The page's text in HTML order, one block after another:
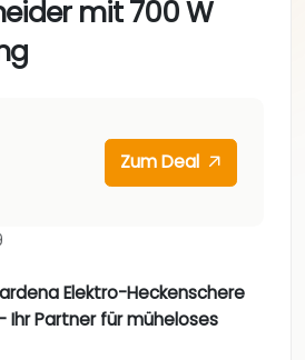
mit 700 W
Zum Deal
Elektro-Heckenschere
Ihr Partner für müheloses